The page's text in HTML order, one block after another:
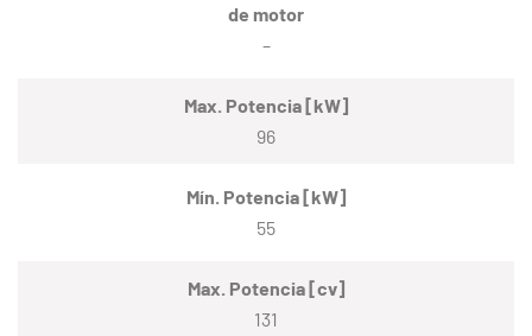
de motor
–
Max. Potencia [kW]
96
Mín. Potencia [kW]
55
Max. Potencia [cv]
131